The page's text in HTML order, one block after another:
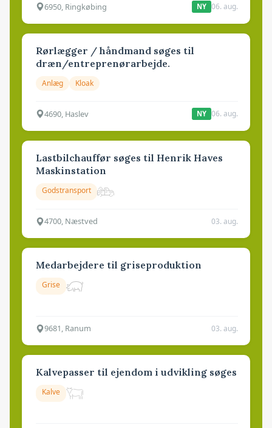
6950, Ringkøbing NY 06. aug.
Rørlægger / håndmand søges til
dræn/entreprenørarbejde.
Anlæg Kloak
4690, Haslev NY 06. aug.
Lastbilchauffør søges til Henrik Haves
Maskinstation
Godstransport
4700, Næstved 03. aug.
Medarbejdere til griseproduktion
Grise
9681, Ranum 03. aug.
Kalvepasser til ejendom i udvikling søges
Kalve